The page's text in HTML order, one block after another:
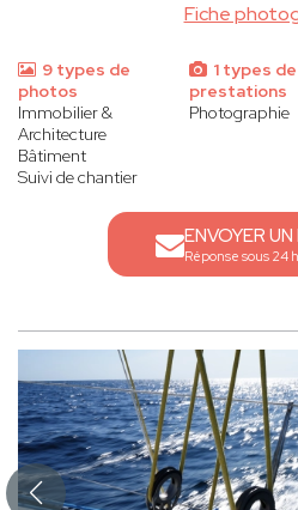
Fiche
9 types de
photos
Immobilier &
Architecture
Bâtiment
Suivi de chantier
1 types de
prestations
Photographie
ENVOYER
Réponse sous 24